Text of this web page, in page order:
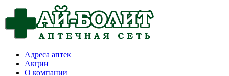
Адреса аптек
Акции
О компании